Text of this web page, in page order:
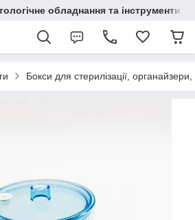
обладнання та інструменти
Бокси для стерилізації, органайзери,